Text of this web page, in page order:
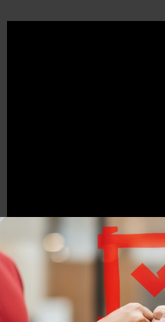
Mascota jurásica (The
2019)